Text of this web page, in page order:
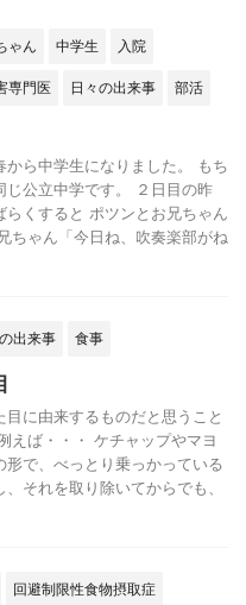
ゃん 中学生 入院
専門医 日々の出来事 部活
から中学生になりました。 もち
じ公立中学です。 ２日目の昨
らくすると ポツンとお兄ちゃん
ちゃん「今日ね、吹奏楽部がね
出来事 食事
に由来するものだと思うこと
えば・・・ ケチャップやマヨ
形で、べっとり乗っかっている
それを取り除いてからでも、
回避制限性食物摂取症